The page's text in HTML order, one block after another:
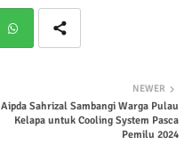
tsap
NEWER
Aipda Sahrizal Sambangi Warga Pulau
Kelapa untuk Cooling System Pasca
Pemilu 2024